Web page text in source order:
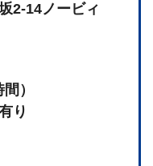
2-14ノービィ
）
り